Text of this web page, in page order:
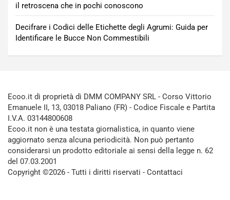
il retroscena che in pochi conoscono
Decifrare i Codici delle Etichette degli Agrumi: Guida per
Identificare le Bucce Non Commestibili
Ecoo.it di proprietà di DMM COMPANY SRL - Corso Vittorio
Emanuele II, 13, 03018 Paliano (FR) - Codice Fiscale e Partita
I.V.A. 03144800608
Ecoo.it non è una testata giornalistica, in quanto viene
aggiornato senza alcuna periodicità. Non può pertanto
considerarsi un prodotto editoriale ai sensi della legge n. 62
del 07.03.2001
Copyright ©2026 - Tutti i diritti riservati - Contattaci